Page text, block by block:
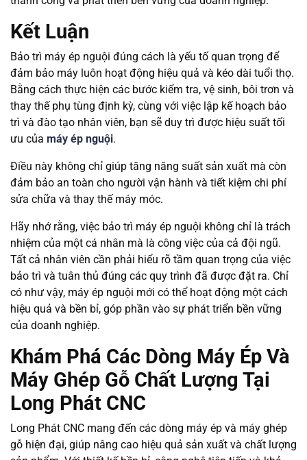
Kết Luận
Bảo trì máy ép nguội đúng cách là yếu tố quan trọng để
đảm bảo máy luôn hoạt động hiệu quả và kéo dài tuổi thọ.
Bằng cách thực hiện các bước kiểm tra, vệ sinh, bôi trơn và
thay thế phụ tùng định kỳ, cùng với việc lập kế hoạch bảo
trì và đào tạo nhân viên, bạn sẽ duy trì được hiệu suất tối
ưu của máy ép nguội.
Điều này không chỉ giúp tăng năng suất sản xuất mà còn
đảm bảo an toàn cho người vận hành và tiết kiệm chi phí
sửa chữa và thay thế máy móc.
Hãy nhớ rằng, việc bảo trì máy ép nguội không chỉ là trách
nhiệm của một cá nhân mà là công việc của cả đội ngũ.
Tất cả nhân viên cần phải hiểu rõ tầm quan trọng của việc
bảo trì và tuân thủ đúng các quy trình đã được đặt ra. Chỉ
có như vậy, máy ép nguội mới có thể hoạt động một cách
hiệu quả và bền bỉ, góp phần vào sự phát triển bền vững
của doanh nghiệp.
Khám Phá Các Dòng Máy Ép Và
Máy Ghép Gỗ Chất Lượng Tại
Long Phát CNC
Long Phát CNC mang đến các dòng máy ép và máy ghép
gỗ hiện đại, giúp nâng cao hiệu quả sản xuất và chất lượng